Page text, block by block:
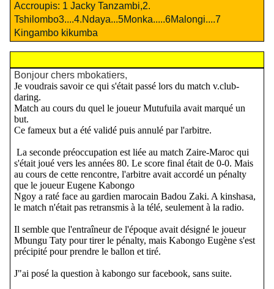
Accroupis: 1 Jacky Tanzambi,2.
Tshilombo3....4.Ndaya...5Monka.....6Malongi....7
Kingambo kikumba
Bonjour chers mbokatiers,
Je voudrais savoir ce qui s'était passé lors du match v.club-
daring.
Match au cours du quel le joueur Mutufuila avait marqué un
but.
Ce fameux but a été validé puis annulé par l'arbitre.
La seconde préoccupation est liée au match Zaire-Maroc qui
s'était joué vers les années 80. Le score final était de 0-0. Mais
au cours de cette rencontre, l'arbitre avait accordé un pénalty
que le joueur Eugene Kabongo
Ngoy a raté face au gardien marocain Badou Zaki. A kinshasa,
le match n'était pas retransmis à la télé, seulement à la radio.
Il semble que l'entraîneur de l'époque avait désigné le joueur
Mbungu Taty pour tirer le pénalty, mais Kabongo Eugène s'est
précipité pour prendre le ballon et tiré.
J"ai posé la question à kabongo sur facebook, sans suite.